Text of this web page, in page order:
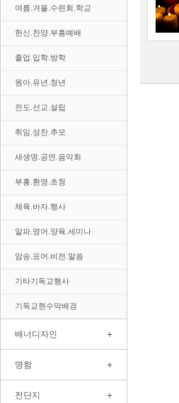
여름.겨울.수련회.학교
헌신.찬양.부흥예배
졸업.입학.방학
원아.유년.청년
전도.선교.설립
취임.성찬.추모
새생명.공연.음악회
부흥.환영.초청
체육.바자.행사
알파.영어.양육.세미나
암송.표어.비전.말씀
기타기독교행사
기독교현수막배경
배너디자인 +
명함 +
전단지 +